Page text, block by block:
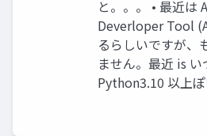
と。。。 • 最近は
Deverloper Tool
るらしいですが、
ません。最近 is い
Python3.10 以上